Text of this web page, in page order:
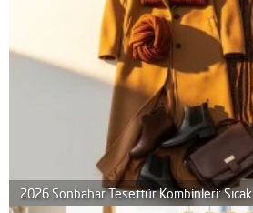
2026 Sonbahar Tesettür Kombinleri: Sıcak